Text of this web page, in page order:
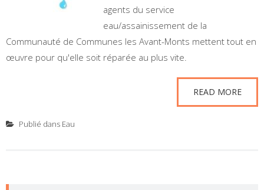
agents du service
eau/assainissement de la
Communauté de Communes les Avant-Monts mettent tout en
œuvre pour qu'elle soit réparée au plus vite.
READ MORE
Publié dans Eau